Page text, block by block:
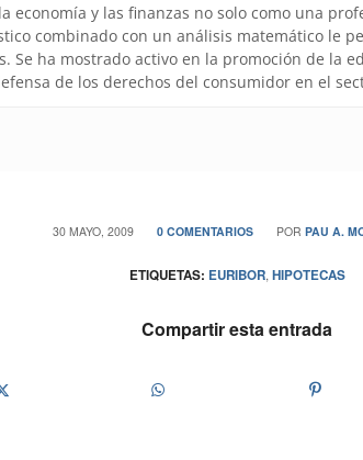
economía y las finanzas no solo como una
combinado con un análisis matemático le
Se ha mostrado activo en la promoción de la
de los derechos del consumidor en el
30 MAYO, 2009
/ 0 COMENTARIOS
/ POR PAU A.
ETIQUETAS: EURIBOR, HIPOTECAS
Compartir esta entrada